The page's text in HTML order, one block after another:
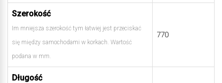
Szerokość
Im mniejsza szerokość tym łatwiej jest przeciskać
się między samochodami w korkach. Wartość
podana w mm.
770
Długość